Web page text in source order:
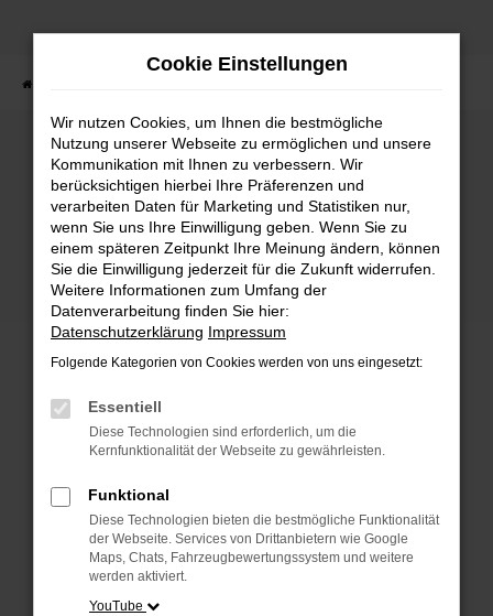
Zum
Fehler: Network Error
Beim Laden ist ein Fehler aufgetreten.
Hier sind ein paar Tipps, die dir helfen können:
Überprüfe deine Firewall und deine
Internetverbindung.
Laden andere Webseiten, zum Beispiel deine
Suchmaschine?
Prüfe deine Browsererweiterungen.
Manche Erweiterungen, wie Werbeblocker,
können das Laden bestimmter Seiten
anderen Browser oder in einem privaten
Fenster?
Starte dein Gerät neu.
Das kann manchmal helfen, vorübergehende
Probleme zu beheben.
Cookie Einstellungen
Wir nutzen Cookies, um Ihnen die bestmögliche
Nutzung unserer Webseite zu ermöglichen und unsere
Kommunikation mit Ihnen zu verbessern. Wir
berücksichtigen hierbei Ihre Präferenzen und
verarbeiten Daten für Marketing und Statistiken nur,
wenn Sie uns Ihre Einwilligung geben. Wenn Sie zu
einem späteren Zeitpunkt Ihre Meinung ändern, können
Sie die Einwilligung jederzeit für die Zukunft widerrufen.
Weitere Informationen zum Umfang der
Datenverarbeitung finden Sie hier:
Datenschutzerklärung Impressum
Folgende Kategorien von Cookies werden von uns eingesetzt:
Essentiell
Diese Technologien sind erforderlich, um die
Kernfunktionalität der Webseite zu gewährleisten.
Funktional
Diese Technologien bieten die bestmögliche Funktionalität
der Webseite. Services von Drittanbietern wie Google
Maps, Chats, Fahrzeugbewertungssystem und weitere
werden aktiviert.
YouTube